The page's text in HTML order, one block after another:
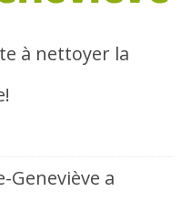
à nettoyer la
Geneviève a